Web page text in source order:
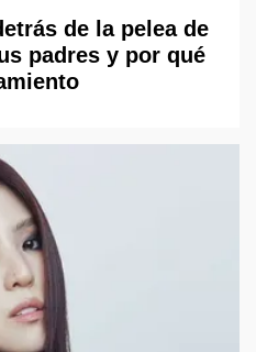
de la pelea de
padres y por qué